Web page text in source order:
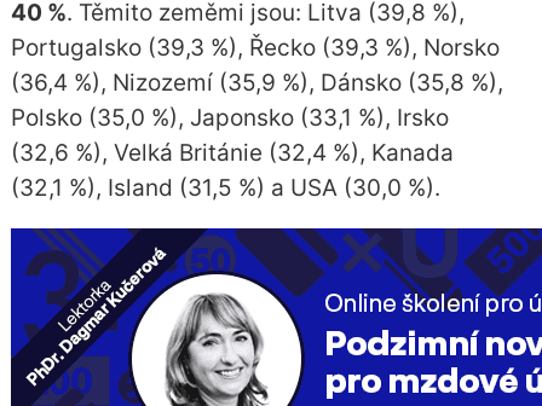
40 %. Těmito zeměmi jsou: Litva (39,8 %),
Portugalsko (39,3 %), Řecko (39,3 %), Norsko
(36,4 %), Nizozemí (35,9 %), Dánsko (35,8 %),
Polsko (35,0 %), Japonsko (33,1 %), Irsko
(32,6 %), Velká Británie (32,4 %), Kanada
(32,1 %), Island (31,5 %) a USA (30,0 %).